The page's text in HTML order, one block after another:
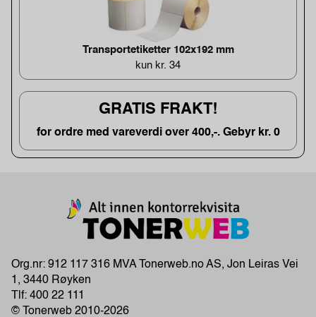
Transportetiketter 102x192 mm
kun kr. 34
GRATIS FRAKT!
for ordre med vareverdi over 400,-. Gebyr kr. 0
Org.nr: 912 117 316 MVA Tonerweb.no AS, Jon Leiras Vei
1, 3440 Røyken
Tlf: 400 22 111
© Tonerweb 2010-2026